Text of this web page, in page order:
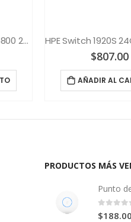
HPE Switch FlexFabric 5800 24G PoE+
$807.00
AÑADIR AL
PRODUCTOS MÁS
0 out
$188.00